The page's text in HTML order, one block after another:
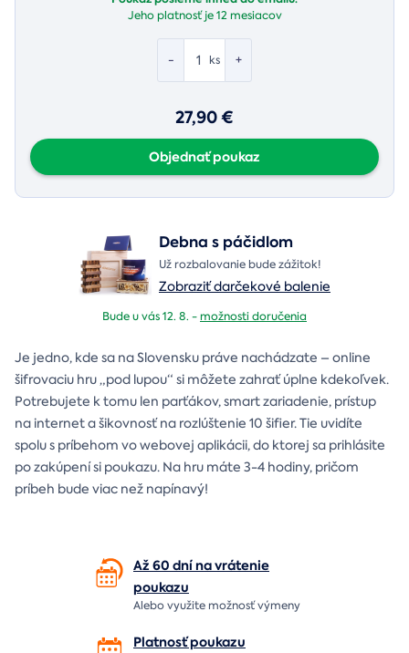
Jeho platnosť je12 mesiacov
- +
ks
27,90 €
Objednať poukaz
Debna s páčidlom
Už rozbalovanie bude zážitok!
Zobraziť darčekové balenie
Bude u vás 12. 8. -možnosti doručenia
Je jedno, kde sa na Slovensku práve nachádzate – online
šifrovaciu hru „pod lupou“ si môžete zahrať úplne kdekoľvek.
Potrebujete k tomu len parťákov, smart zariadenie, prístup
na internet a šikovnosť na rozlúštenie 10 šifier. Tie uvidíte
spolu s príbehom vo webovej aplikácii, do ktorej sa prihlásite
po zakúpení si poukazu. Na hru máte 3-4 hodiny, pričom
príbeh bude viac než napínavý!
Až 60 dní na vrátenie
poukazu
Alebo využite možnosť výmeny
Platnosť poukazu